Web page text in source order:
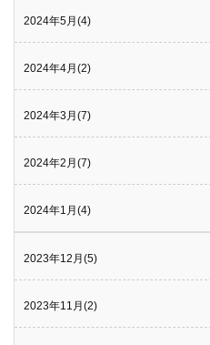
2024年5月(4)
2024年4月(2)
2024年3月(7)
2024年2月(7)
2024年1月(4)
2023年12月(5)
2023年11月(2)